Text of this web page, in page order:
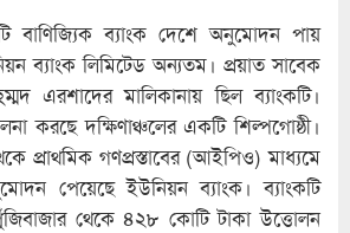
বাণিজ্যিক ব্যাংক দেশে অনুমোদন পায়
ব্যাংক লিমিটেড অন্যতম। প্রয়াত সাবেক
এরশাদের মালিকানায় ছিল ব্যাংকটি।
করছে দক্ষিণাঞ্চলের একটি শিল্পগোষ্ঠী।
প্রাথমিক গণপ্রস্তাবের (আইপিও) মাধ্যমে
পেয়েছে ইউনিয়ন ব্যাংক। ব্যাংকটি
থেকে ৪২৮ কোটি টাকা উত্তোলন